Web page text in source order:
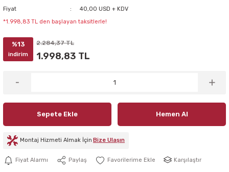
Fiyat
40,00 USD + KDV
*1.998,83 TL den başlayan taksitlerle!
%13
indirim
2.284,37 TL
1.998,83 TL
Sepete Ekle Hemen Al
Montaj Hizmeti Almak İçin Bize Ulaşın
Fiyat Alarmı Paylaş Karşılaştır